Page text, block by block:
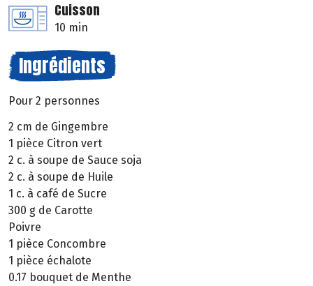
Cuisson
10 min
Ingrédients
Pour 2 personnes
2 cm de Gingembre
1 pièce Citron vert
2 c. à soupe de Sauce soja
2 c. à soupe de Huile
1 c. à café de Sucre
300 g de Carotte
Poivre
1 pièce Concombre
1 pièce échalote
0.17 bouquet de Menthe